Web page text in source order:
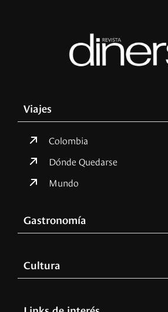
Viajes
Colombia
Dónde Quedarse
Mundo
Gastronomía
Cultura